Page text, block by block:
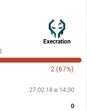
Execration
2 (67%)
27.02.18 в 14:30
0